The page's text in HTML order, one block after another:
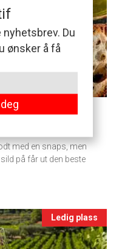
Du
ønsker å få
tyskere er ville
med en snaps, men
på får ut den beste
Ledig plass